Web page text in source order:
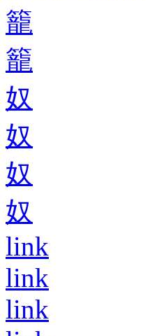
籠
籠
奴
奴
奴
奴
link
link
link